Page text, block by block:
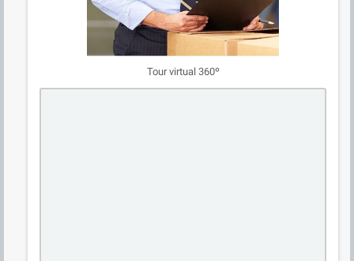
Tour virtual 360º